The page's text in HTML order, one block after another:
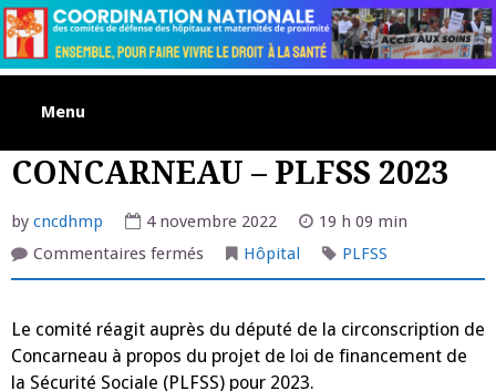
Skip
to
content
Menu
CONCARNEAU – PLFSS 2023
by cncdhmp 4 novembre 2022
19 h 09 min
Commentaires ferméssur
CONCARNEAU
–
Hôpital PLFSS
Le comité réagit auprès du député de la circonscription de
Concarneau à propos du projet de loi de financement de
la Sécurité Sociale (PLFSS) pour 2023.